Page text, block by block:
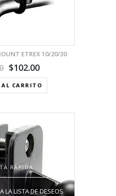
ETREX 10/20/30
$102.00
CARRITO
RÁPIDA
LA LISTA DE DESEOS